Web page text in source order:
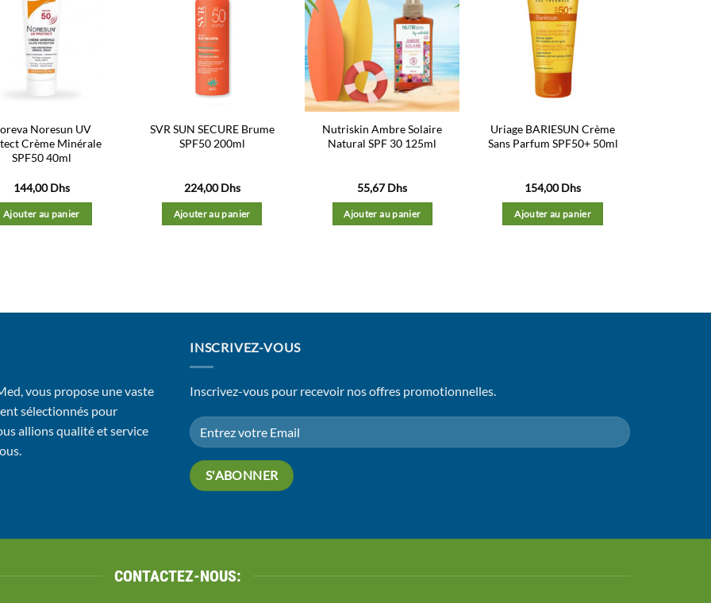
Noresun UV
Crème Minérale
SPF50 40ml
144,00Dhs
Ajouter au panier
SVR SUN SECURE Brume
SPF50 200ml
224,00Dhs
Ajouter au panier
Ajouter
à la liste
d’envies
Nutriskin Ambre Solaire
Natural SPF 30 125ml
55,67Dhs
Ajouter au panier
Uriage BARIESUN Crème
Sans Parfum SPF50+ 50ml
154,00Dhs
Ajouter au panier
vous propose une vaste
sélectionnés pour
allions qualité et service
INSCRIVEZ-VOUS
Inscrivez-vous pour recevoir nos offres promotionnelles.
CONTACTEZ-NOUS: